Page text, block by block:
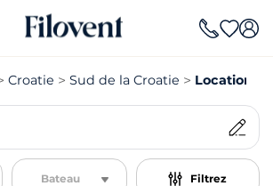
Croatie Sud de la Croatie Location
Bateau Filtrez